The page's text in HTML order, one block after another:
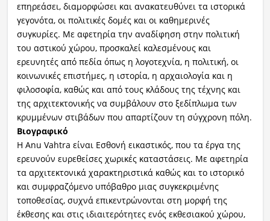
επηρεάσει, διαμορφώσει και ανακατευθύνει τα ιστορικά
γεγονότα, οι πολιτικές δομές και οι καθημερινές
συγκυρίες. Με αφετηρία την αναδίφηση στην πολιτική
του αστικού χώρου, προσκαλεί καλεσμένους και
ερευνητές από πεδία όπως η λογοτεχνία, η πολιτική, οι
κοινωνικές επιστήμες, η ιστορία, η αρχαιολογία και η
φιλοσοφία, καθώς και από τους κλάδους της τέχνης και
της αρχιτεκτονικής να συμβάλουν στο ξεδίπλωμα των
κρυμμένων στιβάδων που απαρτίζουν τη σύγχρονη πόλη.
Βιογραφικό
Η Anu Vahtra είναι Εσθονή εικαστικός, που τα έργα της
ερευνούν ευρεθείσες χωρικές καταστάσεις. Με αφετηρία
τα αρχιτεκτονικά χαρακτηριστικά καθώς και το ιστορικό
και συμφραζόμενο υπόβαθρο μιας συγκεκριμένης
τοποθεσίας, συχνά επικεντρώνονται στη μορφή της
έκθεσης και στις ιδιαιτερότητες ενός εκθεσιακού χώρου,